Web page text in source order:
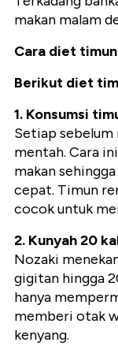
makan malam
Cara diet
Berikut diet
1. Konsumsi
Setiap sebelum
mentah. Cara
makan
cepat. Timun
cocok untuk
2. Kunyah 20
Nozaki
gigitan hingga
hanya
memberi otak
kenyang.